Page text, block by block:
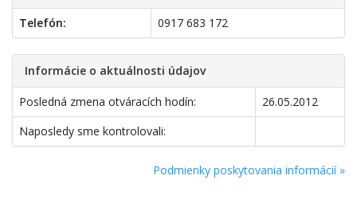
Telefón: 0917 683 172
Informácie o aktuálnosti údajov
Posledná zmena otváracích hodín:
26.05.2012
Naposledy sme kontrolovali:
Podmienky poskytovania informácií »